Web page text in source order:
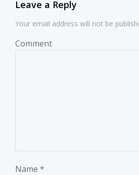
Leave a Reply
Your email address will not be
Comment
Name *